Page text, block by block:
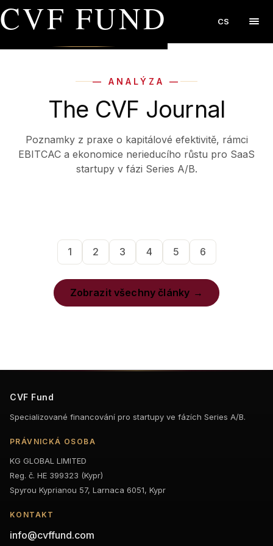
CVF FUND CS
— ANALÝZA —
The CVF Journal
Poznamky z praxe o kapitálové efektivitě, rámci
EBITCAC a ekonomice nerieducího růstu pro SaaS
startupy v fázi Series A/B.
1 2 3 4 5 6
Zobrazit všechny články
CVF Fund
Specializované financování pro startupy ve fázích Series A/B.
PRÁVNICKÁ OSOBA
KG GLOBAL LIMITED
Reg. č. HE 399323 (Kypr)
Spyrou Kyprianou 57, Larnaca 6051, Kypr
KONTAKT
info@cvffund.com